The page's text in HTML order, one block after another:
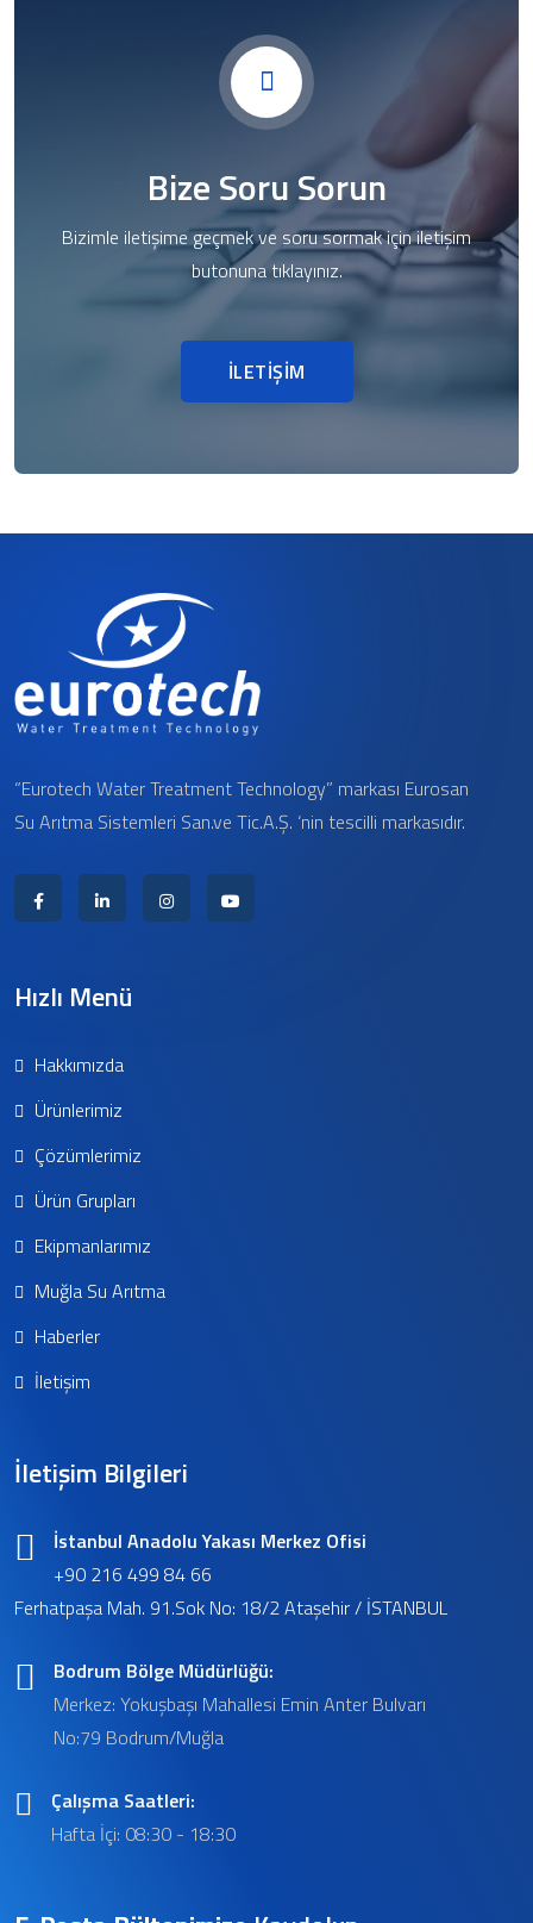
Bize Soru Sorun
Bizimle iletişime geçmek ve soru sormak için iletişim
butonuna tıklayınız.
İLETİŞİM
“Eurotech Water Treatment Technology” markası Eurosan
Su Arıtma Sistemleri San.ve Tic.A.Ş. ‘nin tescilli markasıdır.
Hızlı Menü
Hakkımızda
Ürünlerimiz
Çözümlerimiz
Ürün Grupları
Ekipmanlarımız
Muğla Su Arıtma
Haberler
İletişim
İletişim Bilgileri
İstanbul Anadolu Yakası Merkez Ofisi
+90 216 499 84 66
Ferhatpaşa Mah. 91.Sok No: 18/2 Ataşehir / İSTANBUL
Bodrum Bölge Müdürlüğü:
Merkez: Yokuşbaşı Mahallesi Emin Anter Bulvarı
No:79 Bodrum/Muğla
Çalışma Saatleri:
Hafta İçi: 08:30 - 18:30